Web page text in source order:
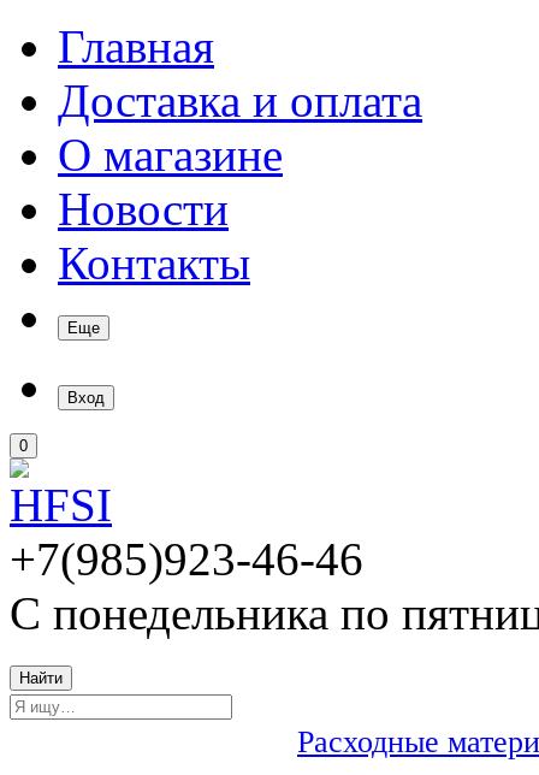
Главная
Доставка и оплата
О магазине
Новости
Контакты
Еще
Вход
0
+7(985)923-46-46
С понедельника по
Найти
Расходные